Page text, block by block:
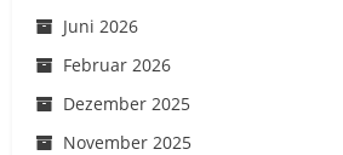
Juni 2026
Februar 2026
Dezember 2025
November 2025